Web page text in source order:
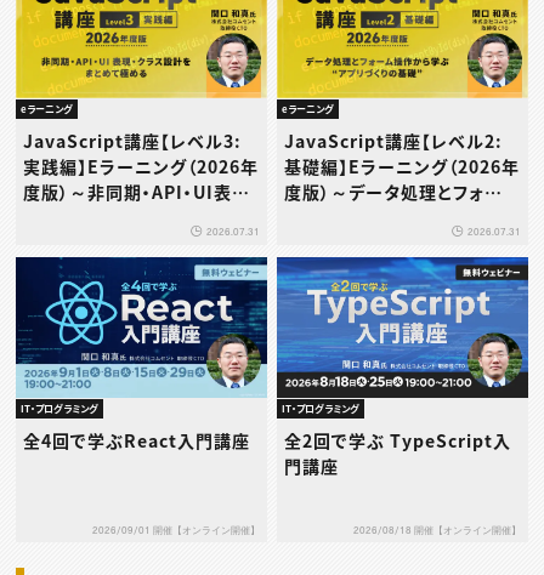
eラーニング
JavaScript講座【レベル3:
実践編】Eラーニング（2026年
度版）～非同期・API・UI表
2026.07.31
eラーニング
JavaScript講座【レベル2:
基礎編】Eラーニング（2026年
度版）～データ処理とフォーム
2026.07.31
IT・プログラミング
全4回で学ぶReact入門講座
2026/09/01 開催【オンライン開催】
IT・プログラミング
全2回で学ぶ TypeScript入
門講座
2026/08/18 開催【オンライン開催】